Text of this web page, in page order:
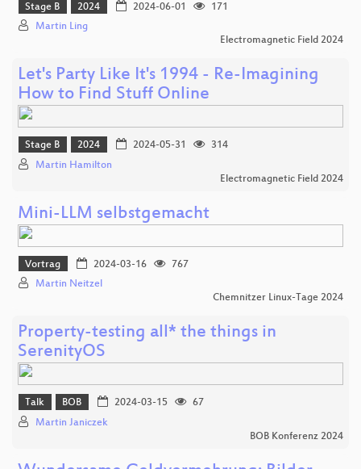
Stage B 2024 2024-06-01
171
Martin Ling
Electromagnetic Field 2024
Let's Party Like It's 1994 - Re-Imagining
How to Find Stuff Online
Stage B 2024 2024-05-31
314
Martin Hamilton
Electromagnetic Field 2024
Mini-LLM selbstgemacht
Vortrag 2024-03-16
767
Martin Neitzel
Chemnitzer Linux-Tage 2024
Property-testing all* the things in
SerenityOS
Talk BOB 2024-03-15
67
Martin Janiczek
BOB Konferenz 2024